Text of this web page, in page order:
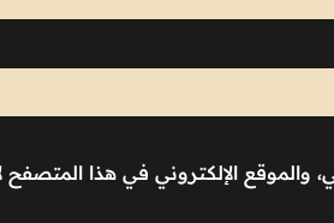
والموقع الإلكتروني في هذا المتصفح